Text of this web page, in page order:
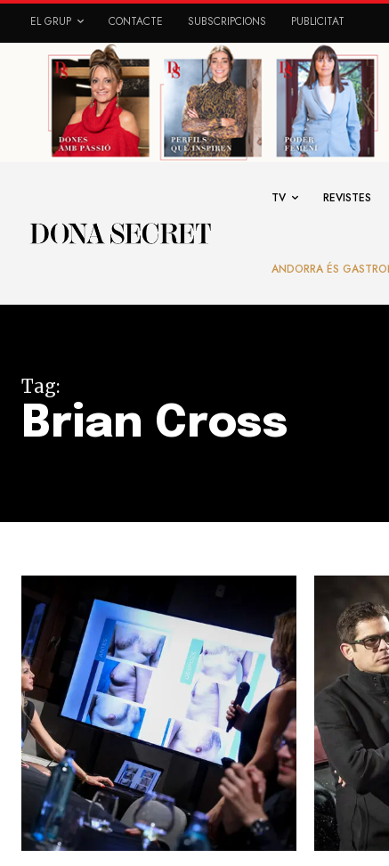
EL GRUP CONTACTE SUBSCRIPCIONS PUBLICITAT
TV REVISTES
ANDORRA ÉS
Tag:
Brian Cross